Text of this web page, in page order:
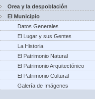
Orea y la despoblación
El Municipio
Datos Generales
El Lugar y sus Gentes
La Historia
El Patrimonio Natural
El Patrimonio Arquitectónico
El Patrimonio Cultural
Galería de Imágenes